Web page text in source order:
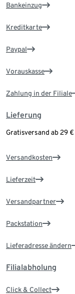
Bankeinzug
Kreditkarte
Paypal
Vorauskasse
Zahlung in der Filiale
Lieferung
Gratisversand ab 29
Versandkosten
Lieferzeit
Versandpartner
Packstation
Lieferadresse ändern
Filialabholung
Click & Collect